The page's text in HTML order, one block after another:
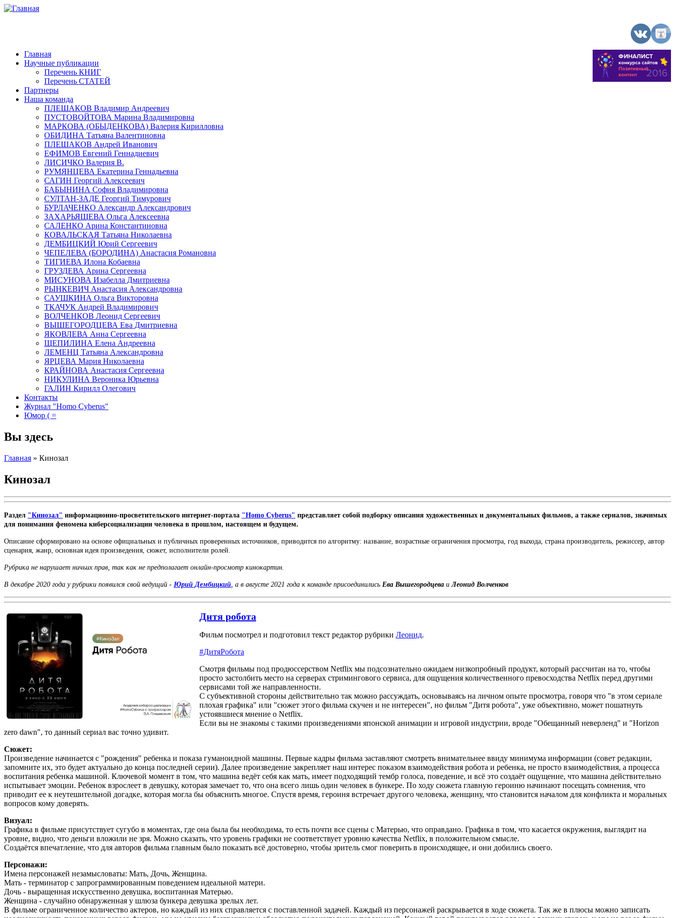
Главная
Научные публикации
Перечень КНИГ
Перечень СТАТЕЙ
Партнеры
Наша команда
ПЛЕШАКОВ Владимир Андреевич
ПУСТОВОЙТОВА Марина Владимировна
МАРКОВА (ОБЫДЕНКОВА) Валерия Кирилловна
ОБИДИНА Татьяна Валентиновна
ПЛЕШАКОВ Андрей Иванович
ЕФИМОВ Евгений Геннадиевич
ЛИСИЧКО Валерия В.
РУМЯНЦЕВА Екатерина Геннадьевна
САГИН Георгий Алексеевич
БАБЫНИНА София Владимировна
СУЛТАН-ЗАДЕ Георгий Тимурович
БУРЛАЧЕНКО Александр Александрович
ЗАХАРЬЯЩЕВА Ольга Алексеевна
САЛЕНКО Арина Константиновна
КОВАЛЬСКАЯ Татьяна Николаевна
ДЕМБИЦКИЙ Юрий Сергеевич
ЧЕПЕЛЕВА (БОРОДИНА) Анастасия Романовна
ТИГИЕВА Илона Кобаевна
ГРУЗДЕВА Арина Сергеевна
МИСУНОВА Изабелла Дмитриевна
РЫНКЕВИЧ Анастасия Александровна
САУШКИНА Ольга Викторовна
ТКАЧУК Андрей Владимирович
ВОЛЧЕНКОВ Леонид Сергеевич
ВЫШЕГОРОДЦЕВА Ева Дмитриевна
ЯКОВЛЕВА Анна Сергеевна
ЩЕПИЛИНА Елена Андреевна
ЛЕМЕНЦ Татьяна Александровна
ЯРЦЕВА Мария Николаевна
КРАЙНОВА Анастасия Сергеевна
НИКУЛИНА Вероника Юрьевна
ГАЛИН Кирилл Олегович
Контакты
Журнал "Homo Cyberus"
Юмор ( =
Вы здесь
Главная » Кинозал
Кинозал
Раздел "Кинозал" информационно-просветительского интернет-портала "Homo Cyberus" представляет собой подборку описания художественных и документальных фильмов, а также сериалов, значимых
для понимания феномена киберсоциализации человека в прошлом, настоящем и будущем.
Описание сформировано на основе официальных и публичных проверенных источников, приводится по алгоритму: название, возрастные ограничения просмотра, год выхода, страна производитель, режиссер, автор
сценария, жанр, основная идея произведения, сюжет, исполнители ролей.
Рубрика не нарушает ничьих прав, так как не предполагает онлайн-просмотр кинокартин.
В декабре 2020 года у рубрики появился свой ведущий - Юрий Дембицкий, а в августе 2021 года к команде присоединились Ева Вышегородцева иЛеонид Волченков
Дитя робота
Фильм посмотрел и подготовил текст редактор рубрики Леонид.
#ДитяРобота
Смотря фильмы под продюссерством Netflix мы подсознательно ожидаем низкопробный продукт, который рассчитан на то, чтобы
просто застолбить место на серверах стримингового сервиса, для ощущения количественного превосходства Netflix перед другими
сервисами той же направленности.
С субъективной стороны действительно так можно рассуждать, основываясь на личном опыте просмотра, говоря что "в этом сериале
плохая графика" или "сюжет этого фильма скучен и не интересен", но фильм "Дитя робота", уже объективно, может пошатнуть
устоявшиеся мнение о Netflix.
Если вы не знакомы с такими произведениями японской анимации и игровой индустрии, вроде "Обещанный неверленд" и "Horizon
zero dawn", то данный сериал вас точно удивит.
Сюжет:
Произведение начинается с "рождения" ребенка и показа гуманоидной машины. Первые кадры фильма заставляют смотреть внимательнее ввиду минимума информации (совет редакции,
запомните их, это будет актуально до конца последней серии). Далее произведение закрепляет наш интерес показом взаимодействия робота и ребенка, не просто взаимодействия, а процесса
воспитания ребенка машиной. Ключевой момент в том, что машина ведёт себя как мать, имеет подходящий тембр голоса, поведение, и всё это создаёт ощущение, что машина действительно
испытывает эмоции. Ребенок взрослеет в девушку, которая замечает то, что она всего лишь один человек в бункере. По ходу сюжета главную героиню начинают посещать сомнения, что
приводит ее к неутешительной догадке, которая могла бы объяснить многое. Спустя время, героиня встречает другого человека, женщину, что становится началом для конфликта и моральных
вопросов кому доверять.
Визуал:
Графика в фильме присутствует сугубо в моментах, где она была бы необходима, то есть почти все сцены с Матерью, что оправдано. Графика в том, что касается окружения, выглядит на
уровне, видно, что деньги вложили не зря. Можно сказать, что уровень графики не соответствует уровню качества Netflix, в положительном смысле.
Создаётся впечатление, что для авторов фильма главным было показать всё достоверно, чтобы зритель смог поверить в происходящее, и они добились своего.
Персонажи:
Имена персонажей незамысловаты: Мать, Дочь, Женщина.
Мать - терминатор с запрограммированным поведением идеальной матери.
Дочь - выращенная искусственно девушка, воспитанная Матерью.
Женщина - случайно обнаруженная у шлюза бункера девушка зрелых лет.
В фильме ограниченное количество актеров, но каждый из них справляется с поставленной задачей. Каждый из персонажей раскрывается в ходе сюжета. Так же в плюсы можно записать